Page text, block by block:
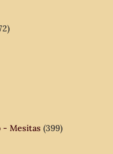
- Mesitas (399)